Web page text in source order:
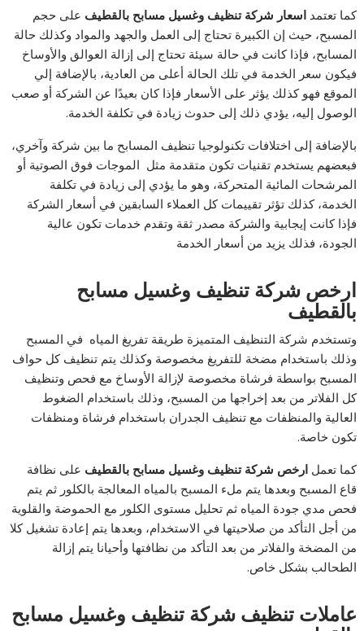
كما تعتمداسعار شركة تنظيف وغسيل مسابح بالقطيف على حجم
المسبح، حيث إن الكبيرة تحتاج إلى العمل والجهد والمواد وكذلك حالة
المسابح، فإذا كانت في حالة سيئة تحتاج إلى إزالة العوالق والأوساخ
فيكون سعر الخدمة في تلك الحالة أعلى من العادية، بالإضافة إلي
الموقع فهو كذلك يؤثر على الأسعار فإذا كان بعيدًا عن الشركة أو صعب
الوصول إليه، يؤدي ذلك إلى حدوث زيادة في تكلفة الخدمة.
بالإضافة إلى اختلافات تكنولوجيا تنظيف المسابح ما بين شركة وآخري،
فبعضهم يستخدم تقنيات تكون متقدمة مثل الموجات فوق الصوتية أو
المرشحات المائية المتحركة، وهو ما يؤدي إلى زيادة في تكلفة
الخدمة، كذلك تؤثر تقييمات كل العملاء السابقين في أسعار الشركة
فإذا كانت إيجابية والشركة مصدر ثقة وتقدم خدمات تكون عالية
الجودة، فذلك يزيد من أسعار الخدمة
ارخص شركة تنظيف وغسيل مسابح
بالقطيف
وتستخدم شركة التنظيف المتميزة طريقة تفريغ المياه في المسبح
وذلك باستخدام مضخة للتفريغ مخصوصة وكذلك يتم تنظيف كل حواف
المسبح بواسطة فرشاة مخصوصة لإزالة الأوساخ مع فحص وتنظيف
كل الفلاتر من بعد إخراجها من المسبح، وذلك باستخدام الضغوط
العالية والمنظفات مع تنظيف الجدران باستخدام فرشاة ومنظفات
تكون خاصة.
كما تعملارخص شركة تنظيف وغسيل مسابح بالقطيف على نظافة
قاع المسبح وبعدها يتم ملء المسبح بالمياه المعالجة بالكلور ثم يتم
فحص مدي جودة المياه ثم تحليل مستوى الكلور مع الحموضة والقلوية
من أجل التأكد من صلاحيتها في الاستخدام، وبعدها يتم إعادة تشغيل كلا
من المضخة والفلاتر من بعد التأكد من نظافتها وأحيانا يتم إزالة
الطحالب بشكل خاص.
عاملات تنظيف شركة تنظيف وغسيل مسابح